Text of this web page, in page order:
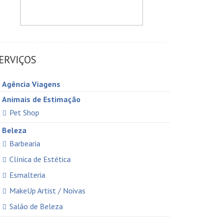
Agência Viagens
Animais de Estimação
Pet Shop
Beleza
Barbearia
Clínica de Estética
Esmalteria
MakeUp Artist / Noivas
Salão de Beleza